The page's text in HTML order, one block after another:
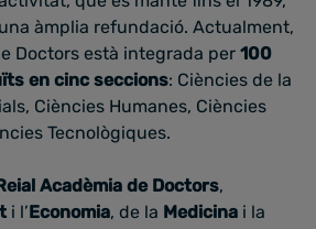
àmplia refundació. Actualment,
Doctors està integrada per 100
en cinc seccions: Ciències de la
Ciències Humanes, Ciències
Tecnològiques.
Acadèmia de Doctors,
i l’Economia, de la Medicina i la